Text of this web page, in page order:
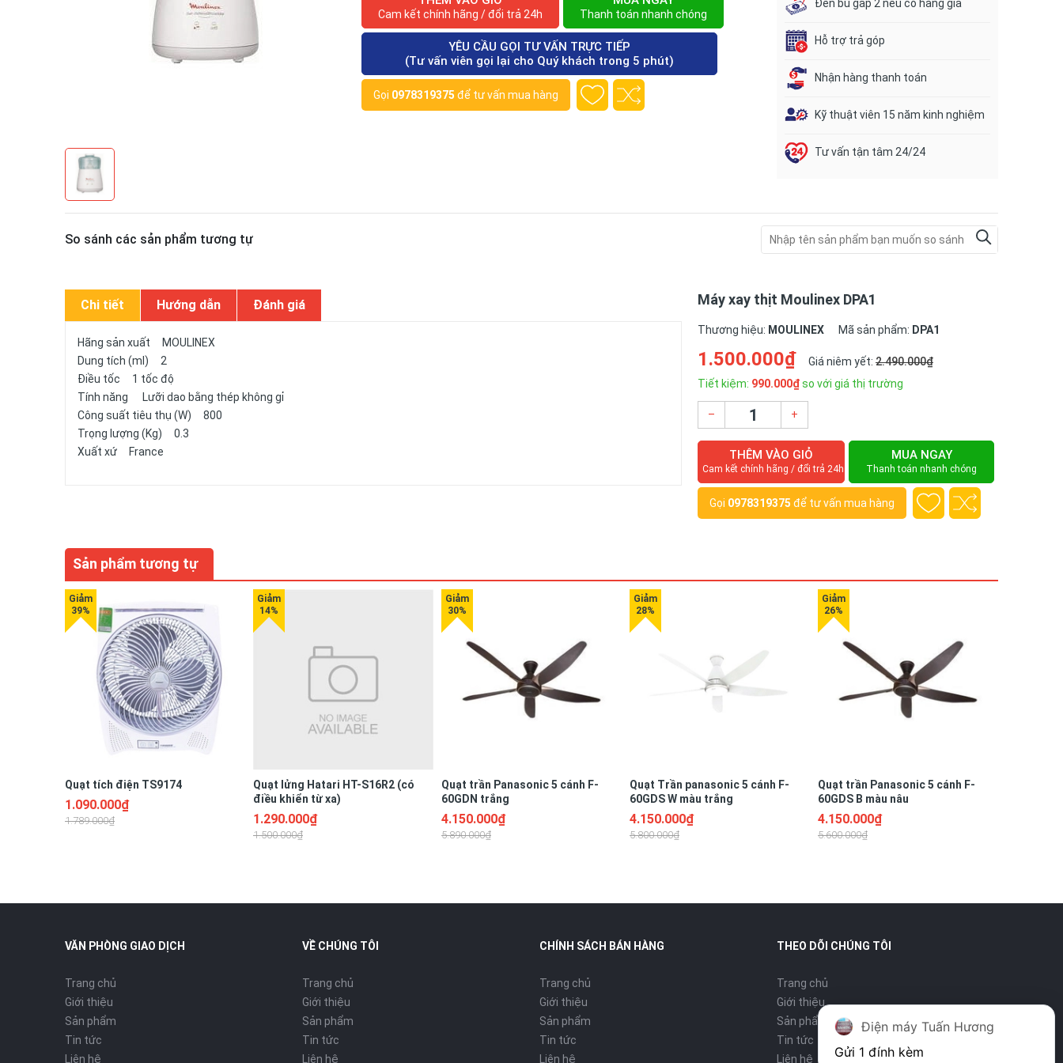
Cam kết chính hãng / đổi trả 24h Thanh toán nhanh chóng
YÊU CẦU GỌI TƯ VẤN TRỰC TIẾP
(Tư vấn viên gọi lại cho Quý khách trong 5 phút)
Gọi 0978319375 để tư vấn mua hàng
Đền bù gấp 2 nếu có hàng giả
Hỗ trợ trả góp
Nhận hàng thanh toán
Kỹ thuật viên 15 năm kinh nghiệm
Tư vấn tận tâm 24/24
So sánh các sản phẩm tương tự
Chi tiết Hướng dẫn Đánh giá
Hãng sản xuất MOULINEX
Dung tích (ml) 2
Điều tốc 1 tốc độ
Tính năng Lưỡi dao bằng thép không gỉ
Công suất tiêu thụ (W) 800
Trọng lượng (Kg) 0.3
Xuất xứ France
Máy xay thịt Moulinex DPA1
Thương hiệu: MOULINEX Mã sản phẩm: DPA1
1.500.000₫ Giá niêm yết: 2.490.000₫
Tiết kiệm: 990.000₫so với giá thị trường
– +
THÊM VÀO GIỎ
Cam kết chính hãng / đổi trả 24h
MUA NGAY
Thanh toán nhanh chóng
Gọi 0978319375 để tư vấn mua hàng
Sản phẩm tương tự
Quạt tích điện TS9174
1.090.000₫
1.789.000₫
Quạt lửng Hatari HT-S16R2 (có
điều khiển từ xa)
1.290.000₫
1.500.000₫
Quạt trần Panasonic 5 cánh F-
60GDN trắng
4.150.000₫
5.890.000₫
Quạt Trần panasonic 5 cánh F-
60GDS W màu trắng
4.150.000₫
5.800.000₫
Quạt trần Panasonic 5 cánh F-
60GDS B màu nâu
4.150.000₫
5.600.000₫
VĂN PHÒNG GIAO DỊCH
Trang chủ
Giới thiệu
Sản phẩm
Tin tức
Liên hệ
VỀ CHÚNG TÔI
Trang chủ
Giới thiệu
Sản phẩm
Tin tức
Liên hệ
CHÍNH SÁCH BÁN HÀNG
Trang chủ
Giới thiệu
Sản phẩm
Tin tức
Liên hệ
THEO DÕI CHÚNG TÔI
Trang chủ
Giới thiệu
Sản phẩm
Tin tức
Liên hệ
Điện máy Tuấn Hương
Gửi 1 đính kèm